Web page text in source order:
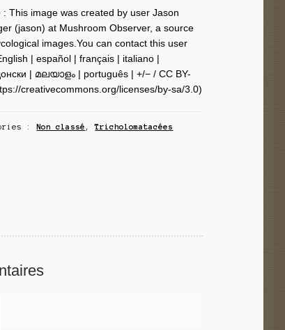
: This image was created by user Jason
(jason) at Mushroom Observer, a source
images.You can contact this user
| español | français | italiano |
| മലയാളം | português | +/− / CC BY-
creativecommons.org/licenses/by-sa/3.0)
:Non classé ,Tricholomatacées